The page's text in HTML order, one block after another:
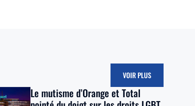
VOIR PLUS
Le mutisme d’Orange et Total